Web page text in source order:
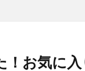
お気に